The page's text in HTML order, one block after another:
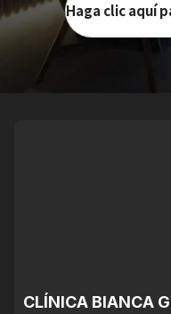
Haga clic aquí
CLÍNICA BIANCA